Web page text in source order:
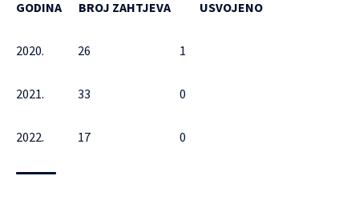
GO­DI­NA BROJ ZAH­TJE­VA USVO­JE­NO
2020. 26 1
2021. 33 0
2022. 17 0